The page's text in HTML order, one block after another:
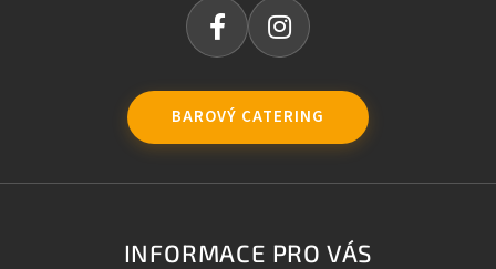
BAROVÝ CATERING
INFORMACE PRO VÁS